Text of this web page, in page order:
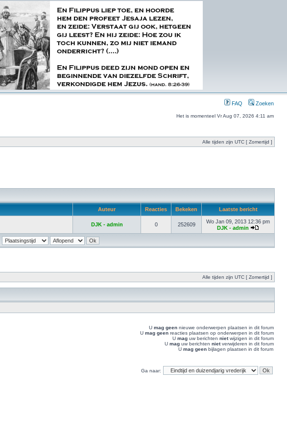
FAQ Zoeken
Het is momenteel Vr Aug 07, 2026 4:11 am
Alle tijden zijn UTC [ Zomertijd ]
Auteur Reacties Bekeken Laatste bericht
DJK - admin 0 252609
Wo Jan 09, 2013 12:36 pm
DJK - admin
Alle tijden zijn UTC [ Zomertijd ]
U mag geen nieuwe onderwerpen plaatsen in dit forum
U mag geen reacties plaatsen op onderwerpen in dit forum
U mag uw berichten nietwijzigen in dit forum
U mag uw berichten nietverwijderen in dit forum
U mag geen bijlagen plaatsen in dit forum
Ga naar: